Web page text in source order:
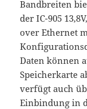
Bandbreiten
der IC-905
over Ethernet
Daten können
Speicherkarte
verfügt auch
Einbindung in